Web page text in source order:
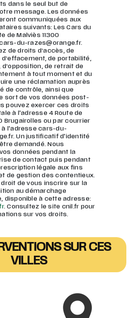
dans le seul but de
message. Les données
communiquées aux
suivants: Les Cars du
de Malviès 11300
du-razes@orange.fr.
de droits d’accès, de
de portabilité,
de retrait de
à tout moment et du
une réclamation auprès
de contrôle, ainsi que
sort de vos données post-
pouvez exercer ces droits
à l'adresse 4 Route de
Brugairolles ou par courrier
à l'adresse cars-du-
Un justificatif d'identité
demandé. Nous
données pendant la
de contact puis pendant
légale aux fins
de gestion des contentieux.
droit de vous inscrire sur la
au démarchage
disponible à cette adresse:
. Consultez le site cnil.fr pour
sur vos droits.
SUR CES
VILLES